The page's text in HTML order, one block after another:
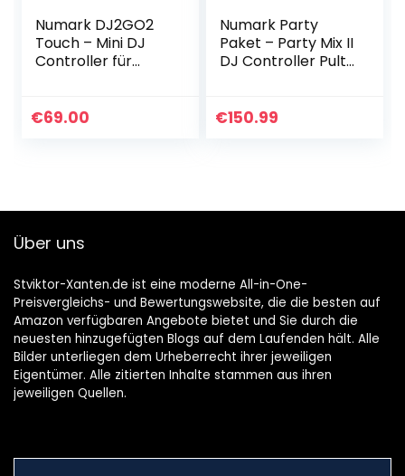
Numark DJ2GO2
Touch – Mini DJ
Controller für
mit Audio
€69.00
Numark Party
Paket – Party Mix II
DJ Controller Pult
Lichtern & DJ-
€150.99
Über uns
Stviktor-Xanten.de ist eine moderne All-in-One-
Preisvergleichs- und Bewertungswebsite, die die besten auf
Amazon verfügbaren Angebote bietet und Sie durch die
neuesten hinzugefügten Blogs auf dem Laufenden hält. Alle
Bilder unterliegen dem Urheberrecht ihrer jeweiligen
Eigentümer. Alle zitierten Inhalte stammen aus ihren
jeweiligen Quellen.